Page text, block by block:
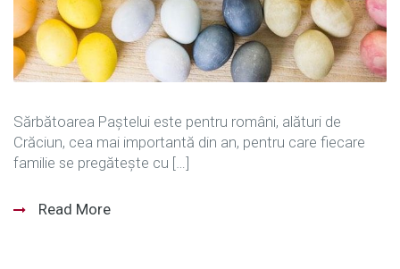
Sărbătoarea Paştelui este pentru români, alături de
Crăciun, cea mai importantă din an, pentru care fiecare
familie se pregăteşte cu […]
Read More